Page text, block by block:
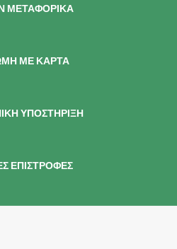
ΜΕΤΑΦΟΡΙΚΑ
ΜΕ ΚΑΡΤΑ
ΥΠΟΣΤΗΡΙΞΗ
ΕΠΙΣΤΡΟΦΕΣ